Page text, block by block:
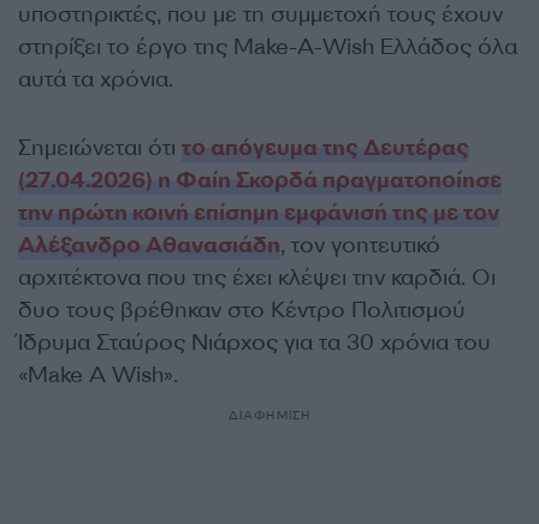
υποστηρικτές, που με τη συμμετοχή τους έχουν
στηρίξει το έργο της Make-A-Wish Ελλάδος όλα
αυτά τα χρόνια.
Σημειώνεται ότι το απόγευμα της Δευτέρας
(27.04.2026) η Φαίη Σκορδά πραγματοποίησε
την πρώτη κοινή επίσημη εμφάνισή της με τον
Αλέξανδρο Αθανασιάδη, τον γοητευτικό
αρχιτέκτονα που της έχει κλέψει την καρδιά. Οι
δυο τους βρέθηκαν στο Κέντρο Πολιτισμού
Ίδρυμα Σταύρος Νιάρχος για τα 30 χρόνια του
«Make A Wish».
ΔΙΑΦΗΜΙΣΗ